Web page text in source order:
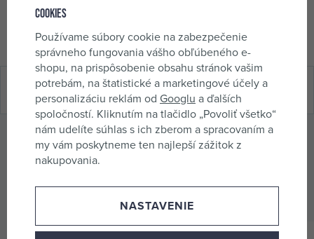
Objednací číslo
Hodnotenie (0 x)
Odporúčané príslušenstvo
ktoré zvýši jeho úžitkovú hodnotu.
Cookies
Používame súbory cookie na zabezpečenie
správneho fungovania vášho obľúbeného e-
shopu, na prispôsobenie obsahu stránok vašim
potrebám, na štatistické a marketingové účely a
personalizáciu reklám od Googlu a ďalších
spoločností. Kliknutím na tlačidlo „Povoliť všetko“
nám udelíte súhlas s ich zberom a spracovaním a
my vám poskytneme ten najlepší zážitok z
nakupovania.
NASTAVENIE